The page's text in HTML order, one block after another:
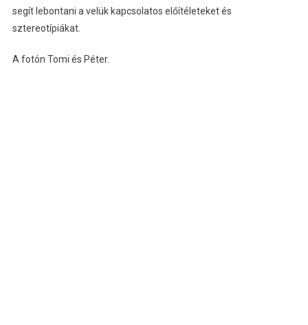
segít lebontani a velük kapcsolatos előítéleteket és
sztereotípiákat.
A fotón Tomi és Péter.